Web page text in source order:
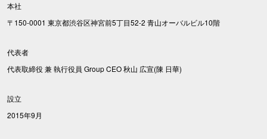
本社
〒150-0001 東京都渋谷区神宮前5丁目52-2 青山オーバルビル10階
代表者
代表取締役 兼 執行役員 Group CEO 秋山 広宣(陳 日華)
設立
2015年9月